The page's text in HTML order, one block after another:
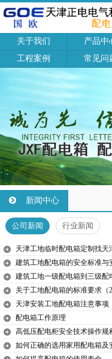
关于我们 产品中
工程案例
常见问
新闻中心
公司新闻 行业新闻
天津工地临时配电箱定制找天
建筑工地配电箱的安全标准与
建筑工地一级配电箱到三级配
关于工地配电箱的标准要求（
天津安装工地配电箱注意事项
配电箱工作原理
高低压配电柜安全技术操作规
如何正确的选用家用配电箱及